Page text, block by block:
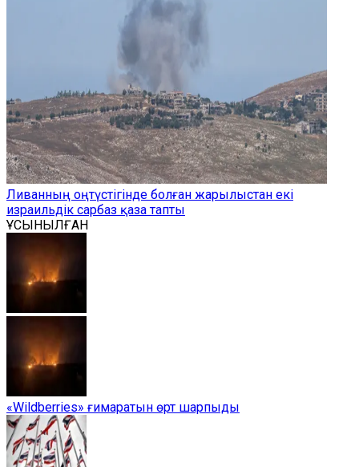
Ливанның оңтүстігінде болған жарылыстан екі
израильдік сарбаз қаза тапты
ҰСЫНЫЛҒАН
«Wildberries» ғимаратын өрт шарпыды